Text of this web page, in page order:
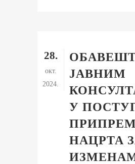
28.
окт.
2024.
ЈАВНИМ
У
НАЦРТА